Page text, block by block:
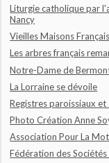
Liturgie catholique par
Nancy
Vieilles Maisons
Les arbres français
Notre-Dame de
La Lorraine se dévoile
Registres paroissiaux
Photo Création Anne
Association Pour La
Fédération des